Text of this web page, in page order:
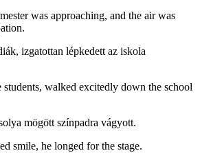
was approaching, and the air was
izgatottan lépkedett az iskola
students, walked excitedly down the school
mögött színpadra vágyott.
smile, he longed for the stage.